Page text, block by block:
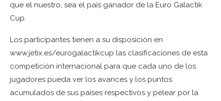
que el nuestro, sea el país ganador de la Euro Galactik
Cup.
Los participantes tienen a su disposición en
www.jetix.es/eurogalactikcup las clasificaciones de esta
competición internacional para que cada uno de los
jugadores pueda ver los avances y los puntos
acumulados de sus países respectivos y pelear por la